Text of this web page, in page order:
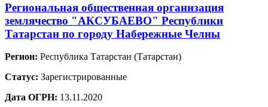
Региональная общественная организация
землячество "АКСУБАЕВО" Республики
Татарстан по городу Набережные Челны
Регион: Республика Татарстан (Татарстан)
Статус: Зарегистрированные
Дата ОГРН: 13.11.2020